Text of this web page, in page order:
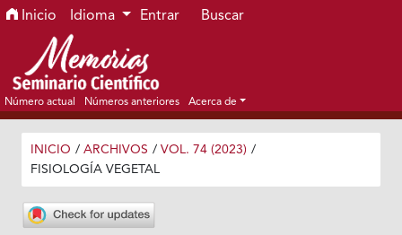
Ir al menú de navegación principal
Ir al contenido principal
Ir al pie de página del sitio
Inicio Idioma Entrar Buscar
Número actual Números anteriores Acerca de
INICIO / ARCHIVOS / VOL. 74 (2023) /
FISIOLOGÍA VEGETAL